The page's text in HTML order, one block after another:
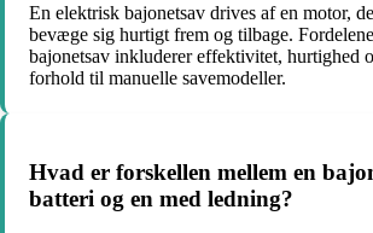
En elektrisk bajonetsav drives af en motor,
bevæge sig hurtigt frem og tilbage.
bajonetsav inkluderer effektivitet, hurtighed
forhold til manuelle savemodeller.
Hvad er forskellen mellem en
batteri og en med ledning?